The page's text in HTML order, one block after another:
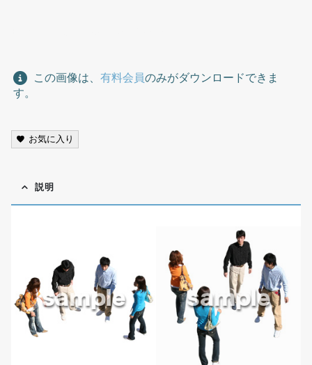
この画像は、 有料会員のみがダウンロードできま
す。
お気に入り
説明